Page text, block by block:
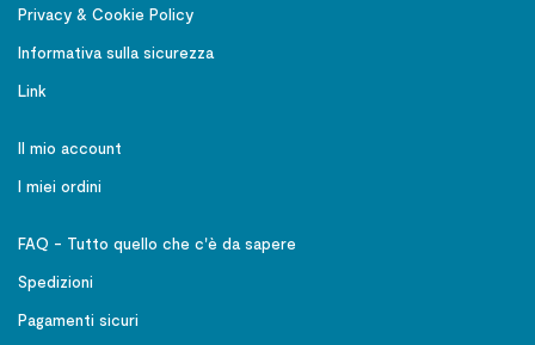
Privacy & Cookie Policy
Informativa sulla sicurezza
Link
Il mio account
I miei ordini
FAQ - Tutto quello che c'è da sapere
Spedizioni
Pagamenti sicuri